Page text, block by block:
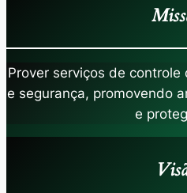
Prover serviços de
e segurança, promovendo
e